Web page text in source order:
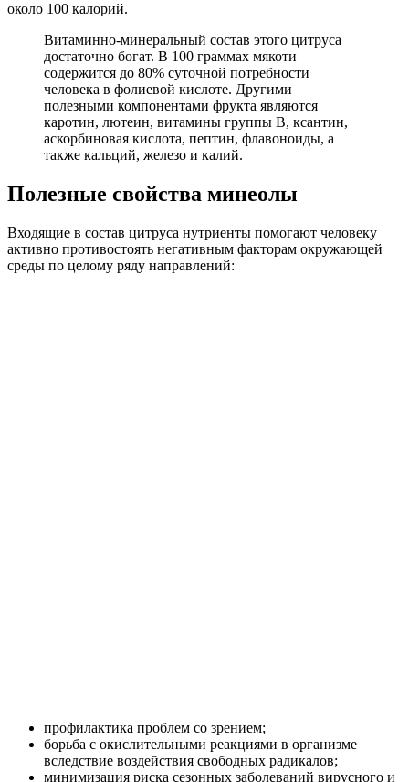
около 100 калорий.
Витаминно-минеральный состав этого цитруса
достаточно богат. В 100 граммах мякоти
содержится до 80% суточной потребности
человека в фолиевой кислоте. Другими
полезными компонентами фрукта являются
каротин, лютеин, витамины группы В, ксантин,
аскорбиновая кислота, пептин, флавоноиды, а
также кальций, железо и калий.
Полезные свойства минеолы
Входящие в состав цитруса нутриенты помогают человеку
активно противостоять негативным факторам окружающей
среды по целому ряду направлений:
профилактика проблем со зрением;
борьба с окислительными реакциями в организме
вследствие воздействия свободных радикалов;
минимизация риска сезонных заболеваний вирусного и